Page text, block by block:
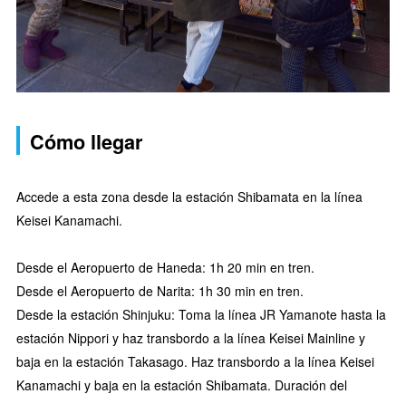
Cómo llegar
Accede a esta zona desde la estación Shibamata en la línea
Keisei Kanamachi.
Desde el Aeropuerto de Haneda: 1h 20 min en tren.
Desde el Aeropuerto de Narita: 1h 30 min en tren.
Desde la estación Shinjuku: Toma la línea JR Yamanote hasta la
estación Nippori y haz transbordo a la línea Keisei Mainline y
baja en la estación Takasago. Haz transbordo a la línea Keisei
Kanamachi y baja en la estación Shibamata. Duración del